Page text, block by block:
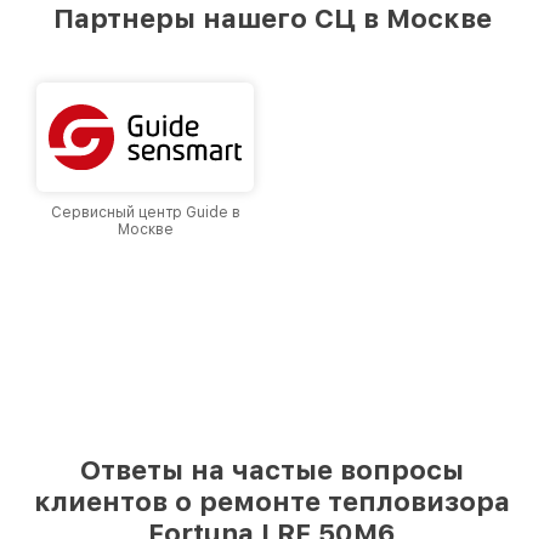
лучшим сервисным центром Fortuna в городе
Партнеры нашего СЦ в Москве
Сервисный центр Guide в
Москве
Ответы на частые вопросы
клиентов о ремонте тепловизора